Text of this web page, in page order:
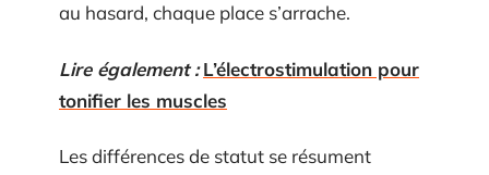
au hasard, chaque place s’arrache.
Lire également : L’électrostimulation pour
tonifier les muscles
Les différences de statut se résument